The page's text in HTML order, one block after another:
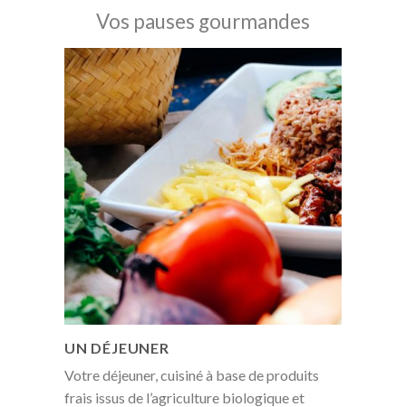
Vos pauses gourmandes
UN DÉJEUNER
Votre déjeuner, cuisiné à base de produits
frais issus de l’agriculture biologique et